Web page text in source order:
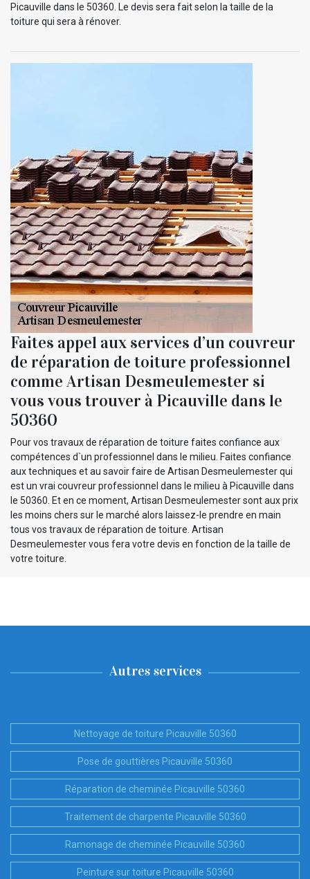
Picauville dans le 50360. Le devis sera fait selon la taille de la
toiture qui sera à rénover.
Faites appel aux services d’un couvreur
de réparation de toiture professionnel
comme Artisan Desmeulemester si
vous vous trouver à Picauville dans le
50360
Pour vos travaux de réparation de toiture faites confiance aux
compétences d`un professionnel dans le milieu. Faites confiance
aux techniques et au savoir faire de Artisan Desmeulemester qui
est un vrai couvreur professionnel dans le milieu à Picauville dans
le 50360. Et en ce moment, Artisan Desmeulemester sont aux prix
les moins chers sur le marché alors laissez-le prendre en main
tous vos travaux de réparation de toiture. Artisan
Desmeulemester vous fera votre devis en fonction de la taille de
votre toiture.
Autres services
Nettoyage de toiture Picauville 50360
Pose de gouttières Picauville 50360
Réparation de cheminée Picauville 50360
Traitement de charpente Picauville 50360
Ramonage de cheminée Picauville 50360
Peinture sur toiture Picauville 50360